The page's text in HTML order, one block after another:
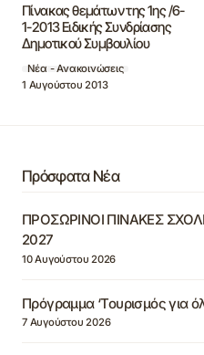
Πίνακας θεμάτων της 1ης /6-
1-2013 Ειδικής Συνδρίασης
Δημοτικού Συμβουλίου
Νέα - Ανακοινώσεις
1 Αυγούστου 2013
Πρόσφατα Νέα
ΠΡΟΣΩΡΙΝΟΙ ΠΙΝΑΚΕΣ
2027
10 Αυγούστου 2026
Πρόγραμμα ‘Τουρισμός για
7 Αυγούστου 2026